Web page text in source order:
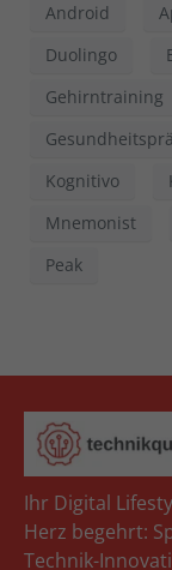
Android
Duolingo
Gehirntraining
Kognitivo
Mnemonist
Peak
Ihr Digital
Herz begehrt:
Technik-